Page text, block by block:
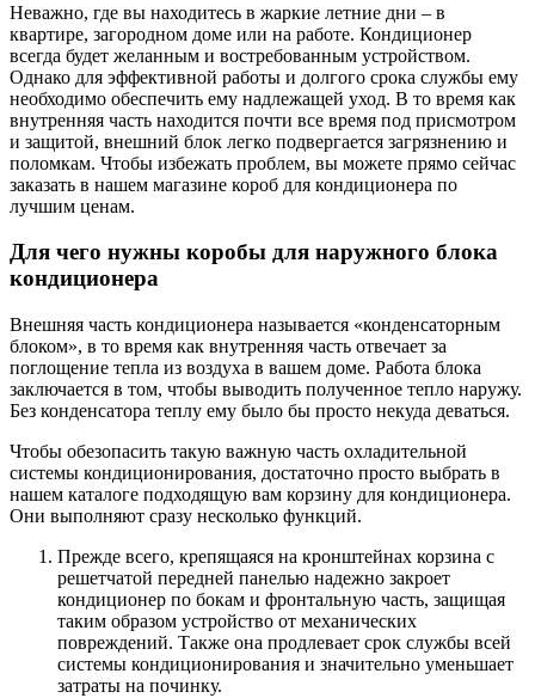
Неважно, где вы находитесь в жаркие летние дни – в
квартире, загородном доме или на работе. Кондиционер
всегда будет желанным и востребованным устройством.
Однако для эффективной работы и долгого срока службы ему
необходимо обеспечить ему надлежащей уход. В то время как
внутренняя часть находится почти все время под присмотром
и защитой, внешний блок легко подвергается загрязнению и
поломкам. Чтобы избежать проблем, вы можете прямо сейчас
заказать в нашем магазине короб для кондиционера по
лучшим ценам.
Для чего нужны коробы для наружного блока
кондиционера
Внешняя часть кондиционера называется «конденсаторным
блоком», в то время как внутренняя часть отвечает за
поглощение тепла из воздуха в вашем доме. Работа блока
заключается в том, чтобы выводить полученное тепло наружу.
Без конденсатора теплу ему было бы просто некуда деваться.
Чтобы обезопасить такую важную часть охладительной
системы кондиционирования, достаточно просто выбрать в
нашем каталоге подходящую вам корзину для кондиционера.
Они выполняют сразу несколько функций.
Прежде всего, крепящаяся на кронштейнах корзина с
решетчатой передней панелью надежно закроет
кондиционер по бокам и фронтальную часть, защищая
таким образом устройство от механических
повреждений. Также она продлевает срок службы всей
системы кондиционирования и значительно уменьшает
затраты на починку.